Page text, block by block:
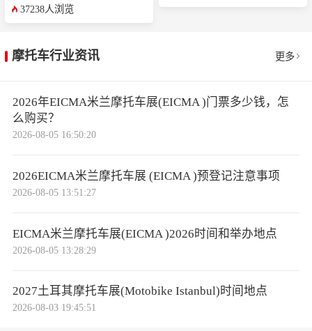
37238人浏览
摩托车行业资讯 更多
2026年EICMA米兰摩托车展(EICMA )门票多少钱，怎
么购买？
2026-08-05 16:50:20
2026EICMA米兰摩托车展 (EICMA )预登记注意事项
2026-08-05 13:51:27
EICMA米兰摩托车展(EICMA )2026时间和举办地点
2026-08-05 13:28:29
2027土耳其摩托车展(Motobike Istanbul)时间地点
2026-08-03 19:45:51